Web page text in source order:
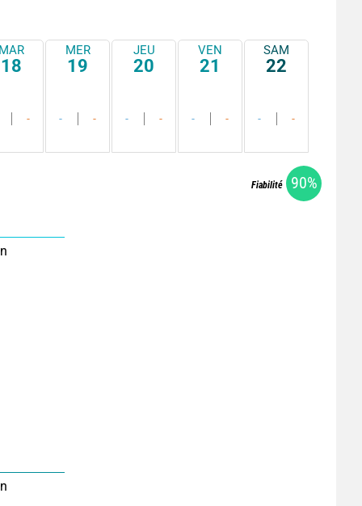
18
-
MER
19
- -
JEU
20
- -
VEN
21
- -
SAM
22
- -
Fiabilité 90%